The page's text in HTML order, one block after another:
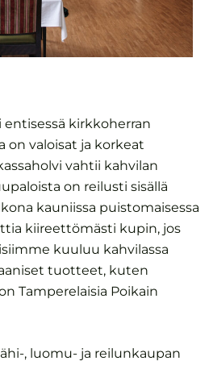
kirkkoherran
on valoisat ja korkeat
vahtii kahvilan
on reilusti sisällä
kauniissa puistomaisessa
kiireettömästi kupin, jos
kuuluu kahvilassa
tuotteet, kuten
Tamperelaisia Poikain
, luomu- ja reilunkaupan